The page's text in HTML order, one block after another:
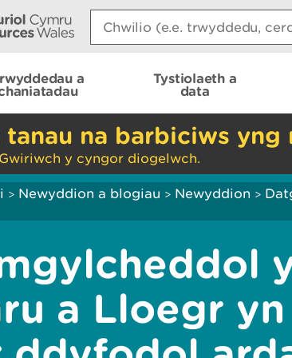
Search:
a
Tystiolaeth a
data
tanau na barbiciws yng
y cyngor diogelwch.
> Newyddion a blogiau > Newyddion >
a Lloegr